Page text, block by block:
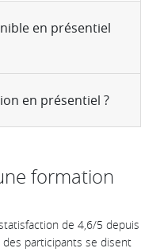
en présentiel
en présentiel ?
formation
de 4,6/5 depuis
participants se disent